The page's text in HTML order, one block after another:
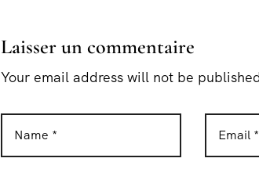
Laisser un commentaire
Your email address will not be